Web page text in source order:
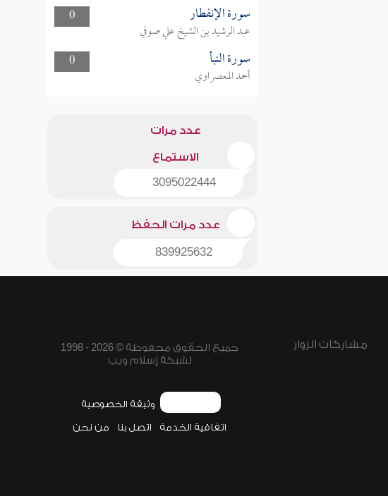
0
سورة الإنفطار
عبد الرشيد بن الشيخ علي صوفي
0
سورة النبأ
أحمد المعصراوي
عدد مرات
الاستماع
3095022444
عدد مرات الحفظ
839925632
مشاركات الزوار
جميع الحقوق محفوظة © 2026 - 1998
لشبكة إسلام ويب
وثيقة الخصوصية
اتفاقية الخدمة اتصل بنا من نحن